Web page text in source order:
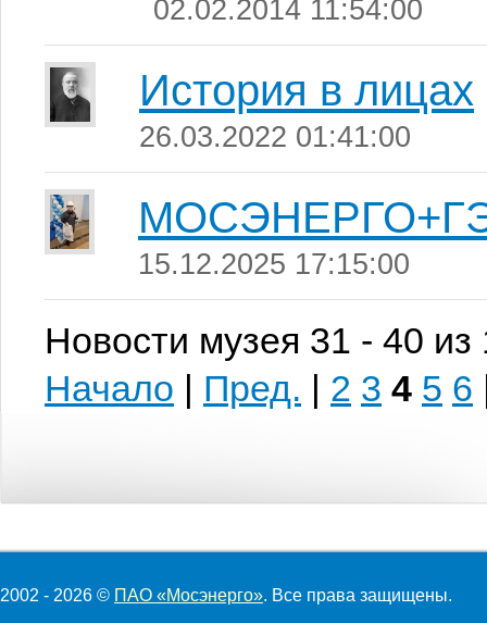
02.02.2014 11:54:00
История в лицах
26.03.2022 01:41:00
15.12.2025 17:15:00
Новости музея 31 - 40 из
Начало | Пред. | 2 3 4 5 6
2002 - 2026 © ПАО «Мосэнерго». Все права защищены.